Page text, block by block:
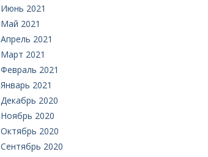
Июнь 2021
Май 2021
Апрель 2021
Март 2021
Февраль 2021
Январь 2021
Декабрь 2020
Ноябрь 2020
Октябрь 2020
Сентябрь 2020